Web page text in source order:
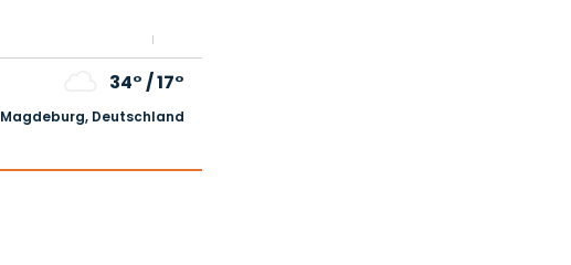
34°/17°
Magdeburg, Deutschland